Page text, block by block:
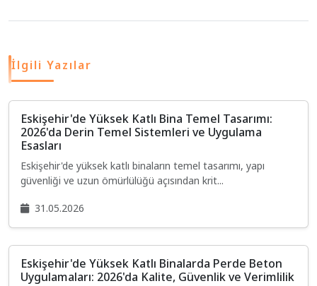
İlgili Yazılar
Eskişehir'de Yüksek Katlı Bina Temel Tasarımı:
2026'da Derin Temel Sistemleri ve Uygulama
Esasları
Eskişehir'de yüksek katlı binaların temel tasarımı, yapı
güvenliği ve uzun ömürlülüğü açısından krit...
31.05.2026
Eskişehir'de Yüksek Katlı Binalarda Perde Beton
Uygulamaları: 2026'da Kalite, Güvenlik ve Verimlilik